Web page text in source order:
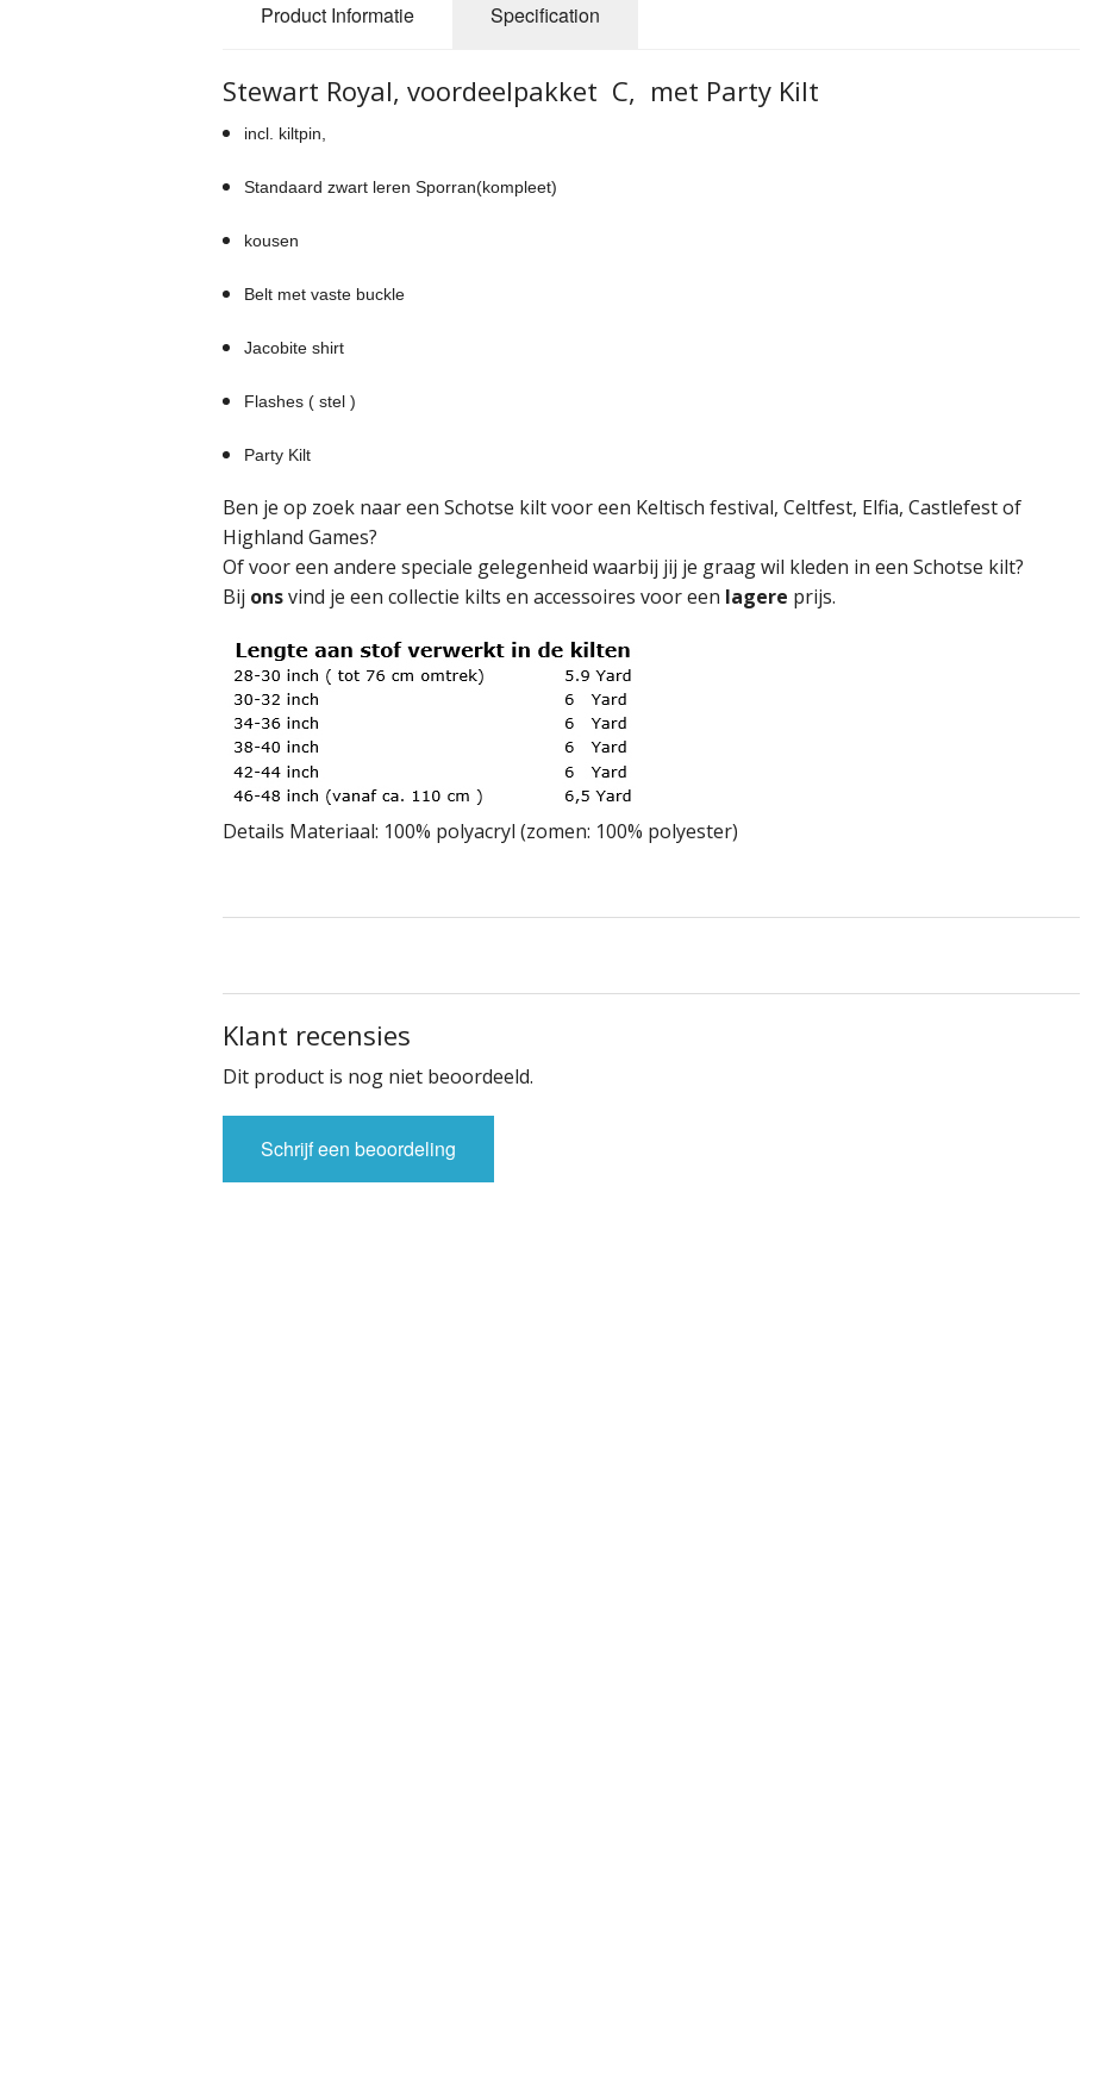
Product Informatie Specification
Stewart Royal, voordeelpakket C, met Party Kilt
incl. kiltpin,
Standaard zwart leren Sporran(kompleet)
kousen
Belt met vaste buckle
Jacobite shirt
Flashes ( stel )
Party Kilt
Ben je op zoek naar een Schotse kilt voor een Keltisch festival, Celtfest, Elfia, Castlefest of
Highland Games?
Of voor een andere speciale gelegenheid waarbij jij je graag wil kleden in een Schotse kilt?
Bij onsvind je een collectie kilts en accessoires voor een lagere prijs.
Details Materiaal: 100% polyacryl (zomen: 100% polyester)
Klant recensies
Dit product is nog niet beoordeeld.
Schrijf een beoordeling